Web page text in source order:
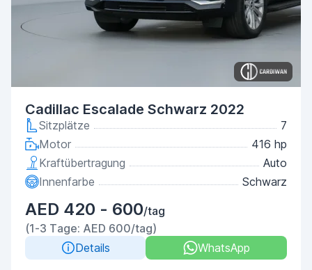
Cadillac Escalade Schwarz 2022
Sitzplätze
7
Motor
416 hp
Kraftübertragung
Auto
Innenfarbe
Schwarz
AED 420 - 600/tag
(1-3 Tage: AED 600/tag)
Details
WhatsApp